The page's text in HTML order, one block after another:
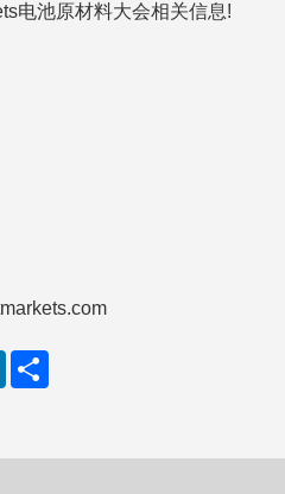
电池原材料大会相关信息!
L
d